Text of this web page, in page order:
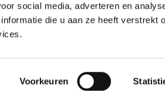
social media, adverteren en
die u aan ze heeft verstrekt
Voorkeuren
Disclaimer